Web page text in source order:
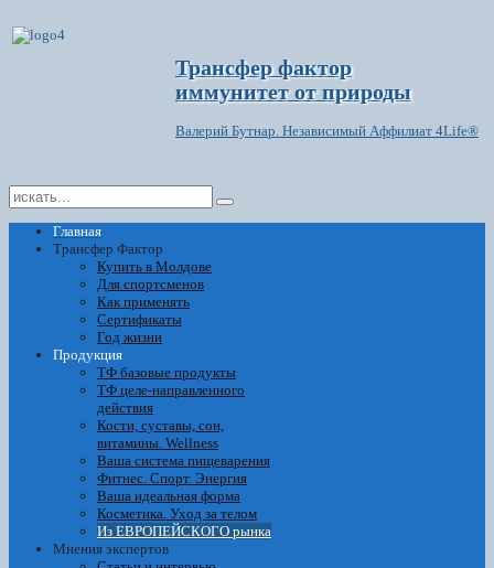
Трансфер фактор
иммунитет от природы
Валерий Бутнар. Независимый Аффилиат 4Life®
Главная
Трансфер Фактор
Купить в Молдове
Для спортсменов
Как применять
Сертификаты
Год жизни
Продукция
ТФ базовые продукты
ТФ целе-направленного
действия
Кости, суставы, сон,
витамины. Wellness
Ваша система пищеварения
Фитнес. Спорт. Энергия
Ваша идеальная форма
Косметика. Уход за телом
Из ЕВРОПЕЙСКОГО рынка
Мнения экспертов